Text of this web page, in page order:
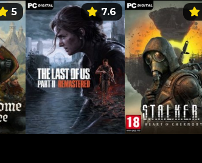
5 7.6